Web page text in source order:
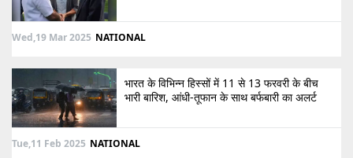
Wed,19 Mar 2025 NATIONAL
भारत के विभिन्न हिस्सों में 11 से 13 फरवरी के बीच
भारी बारिश, आंधी-तूफान के साथ बर्फबारी का अलर्ट
Tue,11 Feb 2025 NATIONAL